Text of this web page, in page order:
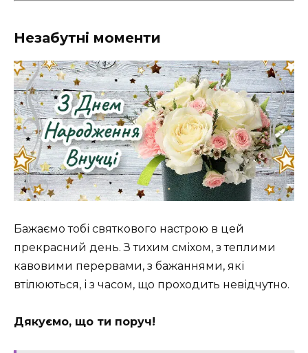
Незабутні моменти
Бажаємо тобі святкового настрою в цей
прекрасний день. З тихим сміхом, з теплими
кавовими перервами, з бажаннями, які
втілюються, і з часом, що проходить невідчутно. ️
Дякуємо, що ти поруч!